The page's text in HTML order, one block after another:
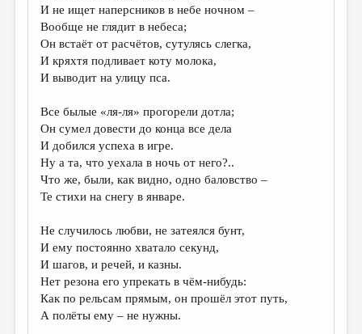
КОНКУРСЫ
ДЕТСКАЯ КОМНАТА
КНИЖНАЯ ПОЛКА
СТРАНИЦЫ ПАМЯТИ
ОБЪЯВЛЕНИЯ
КОЛОНКА РЕДАКТОРА
ОТ РЕДАКЦИИ
МАЛАЯ ПРОЗА
ЭССЕИСТИКА
И не ищет наперсников в небе ночном –
Вообще не глядит в небеса;
Он встаёт от расчётов, сутулясь слегка,
И кряхтя подливает коту молока,
И выводит на улицу пса.
Все былые «ля-ля» прогорели дотла;
Он сумел довести до конца все дела
И добился успеха в игре.
Ну а та, что уехала в ночь от него?..
Что же, были, как видно, одно баловство –
Те стихи на снегу в январе.
Не случилось любви, не затеялся бунт,
И ему постоянно хватало секунд,
И шагов, и речей, и казны.
Нет резона его упрекать в чём-нибудь:
Как по рельсам прямым, он прошёл этот путь,
А полёты ему – не нужны.